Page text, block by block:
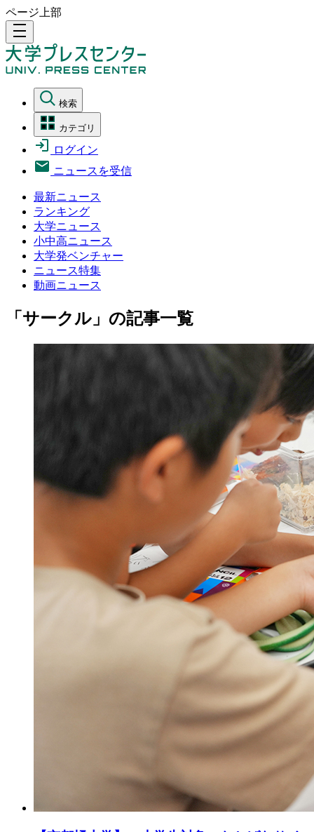
ページ上部
density_medium
検索
カテゴリ
ログイン
ニュースを受信
最新ニュース
ランキング
大学ニュース
小中高ニュース
大学発ベンチャー
ニュース特集
動画ニュース
「サークル」の記事一覧